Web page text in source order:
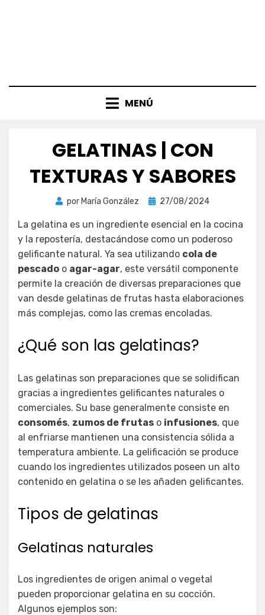
MENÚ
GELATINAS | CON
TEXTURAS Y SABORES
por María González
Publicada
27/08/2024
La gelatina es un ingrediente esencial en la cocina
y la repostería, destacándose como un poderoso
gelificante natural. Ya sea utilizando cola de
pescado o agar-agar, este versátil componente
permite la creación de diversas preparaciones que
van desde gelatinas de frutas hasta elaboraciones
más complejas, como las cremas encoladas.
¿Qué son las gelatinas?
Las gelatinas son preparaciones que se solidifican
gracias a ingredientes gelificantes naturales o
comerciales. Su base generalmente consiste en
consomés, zumos de frutas o infusiones, que
al enfriarse mantienen una consistencia sólida a
temperatura ambiente. La gelificación se produce
cuando los ingredientes utilizados poseen un alto
contenido en gelatina o se les añaden gelificantes.
Tipos de gelatinas
Gelatinas naturales
Los ingredientes de origen animal o vegetal
pueden proporcionar gelatina en su cocción.
Algunos ejemplos son: